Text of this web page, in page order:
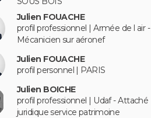
Julien FOUACHE
profil professionnel | Armée de l air -
Mécanicien sur aéronef
Julien FOUACHE
profil personnel | PARIS
Julien BOICHE
profil professionnel | Udaf - Attaché
juridique service patrimoine